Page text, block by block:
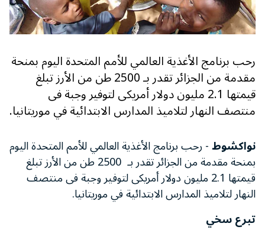
رحب برنامج الأغذية العالمي للأمم المتحدة اليوم بمنحة
مقدمة من الجزائر تقدر بـ 2500 طن من الأرز تبلغ
قيمتها 2.1 مليون دولار أمريكى لتوفير وجبة فى
منتصف النهار لتلاميذ المدارس الابتدائية في موريتانيا.
نواكشوط- رحب برنامج الأغذية العالمي للأمم المتحدة اليوم
بمنحة مقدمة من الجزائر تقدر بـ 2500 طن من الأرز تبلغ
قيمتها 2.1 مليون دولار أمريكى لتوفير وجبة فى منتصف
النهار لتلاميذ المدارس الابتدائية في موريتانيا.
تبرع سخي